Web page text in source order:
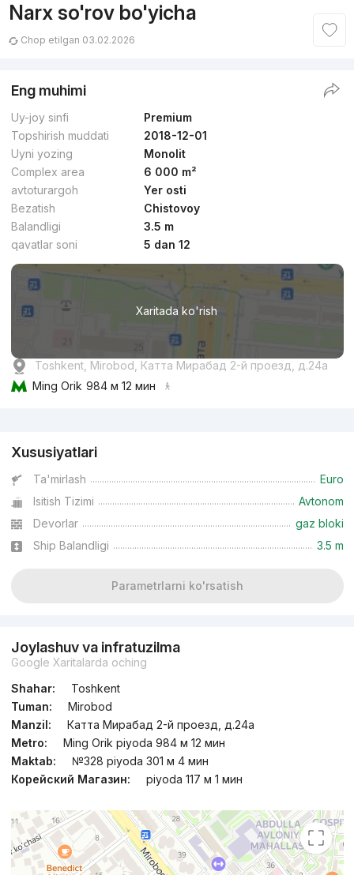
Narx so'rov bo'yicha
Chop etilgan 03.02.2026
Eng muhimi
Uy-joy sinfi
Premium
Topshirish muddati
2018-12-01
Uyni yozing
Monolit
Complex area
6 000 m²
avtoturargoh
Yer osti
Bezatish
Chistovoy
Balandligi
3.5 m
qavatlar soni
5 dan 12
Xaritada ko'rish
Toshkent, Mirobod, Катта Мирабад 2-й проезд, д.24a
Ming Orik 984 м 12 мин
Xususiyatlari
Ta'mirlash
Euro
Isitish Tizimi
Avtonom
Devorlar
gaz bloki
Ship Balandligi
3.5 m
Parametrlarni ko'rsatish
Joylashuv va infratuzilma
Google Xaritalarda oching
Shahar:
Toshkent
Tuman:
Mirobod
Manzil:
Катта Мирабад 2-й проезд, д.24a
Metro:
Ming Orik piyoda 984 м 12 мин
Maktab:
№328 piyoda 301 м 4 мин
Корейский Магазин:
piyoda 117 м 1 мин